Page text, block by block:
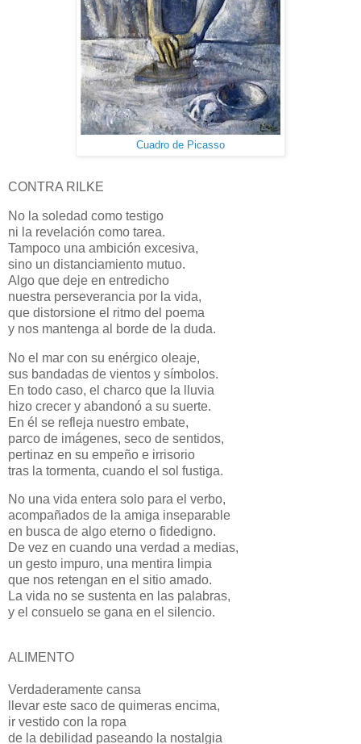
Cuadro de Picasso
CONTRA RILKE
No la soledad como testigo
ni la revelación como tarea.
Tampoco una ambición excesiva,
sino un distanciamiento mutuo.
Algo que deje en entredicho
nuestra perseverancia por la vida,
que distorsione el ritmo del poema
y nos mantenga al borde de la duda.
No el mar con su enérgico oleaje,
sus bandadas de vientos y símbolos.
En todo caso, el charco que la lluvia
hizo crecer y abandonó a su suerte.
En él se refleja nuestro embate,
parco de imágenes, seco de sentidos,
pertinaz en su empeño e irrisorio
tras la tormenta, cuando el sol fustiga.
No una vida entera solo para el verbo,
acompañados de la amiga inseparable
en busca de algo eterno o fidedigno.
De vez en cuando una verdad a medias,
un gesto impuro, una mentira limpia
que nos retengan en el sitio amado.
La vida no se sustenta en las palabras,
y el consuelo se gana en el silencio.
ALIMENTO
Verdaderamente cansa
llevar este saco de quimeras encima,
ir vestido con la ropa
de la debilidad paseando la nostalgia